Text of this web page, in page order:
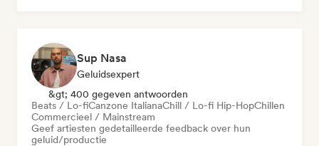
Sup Nasa
Geluidsexpert
&gt; 400 gegeven antwoorden
Beats / Lo-fiCanzone ItalianaChill / Lo-fi Hip-HopChillen
Commercieel / Mainstream
Geef artiesten gedetailleerde feedback over hun
geluid/productie